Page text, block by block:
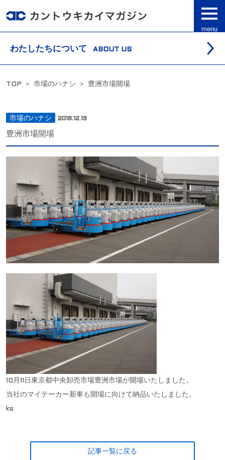
menu
わたしたちについて ABOUT US
TOP ＞ 市場のハナシ ＞ 豊洲市場開場
市場のハナシ 2018.12.19
豊洲市場開場
10月11日東京都中央卸売市場豊洲市場が開場いたしました。
当社のマイテーカー新車も開場に向けて納品いたしました。
ks
記事一覧に戻る